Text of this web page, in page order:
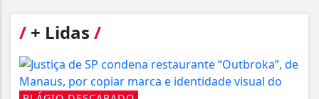
/ + Lidas /